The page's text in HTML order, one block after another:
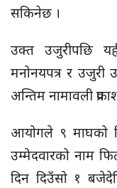
सकिनेछ ।
उक्त उजुरीपछि
मनोनयपत्र र
अन्तिम नामावली
आयोगले ९ माघको
उम्मेदवारको नाम
दिन दिउँसो १